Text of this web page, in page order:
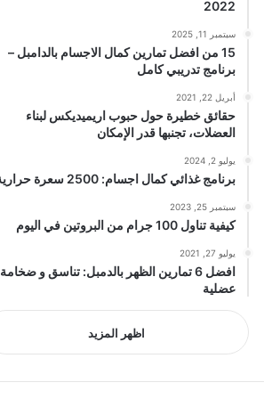
2022
سبتمبر 11, 2025
15 من افضل تمارين كمال الاجسام بالدامبل –
برنامج تدريبي كامل
أبريل 22, 2021
حقائق خطيرة حول حبوب اريميديكس لبناء
العضلات، تجنبها قدر الإمكان
يوليو 2, 2024
برنامج غذائي كمال اجسام: 2500 سعرة حرارية
سبتمبر 25, 2023
كيفية تناول 100 جرام من البروتين في اليوم
يوليو 27, 2021
افضل 6 تمارين الظهر بالدمبل: تناسق و ضخامة
عضلية
اظهر المزيد